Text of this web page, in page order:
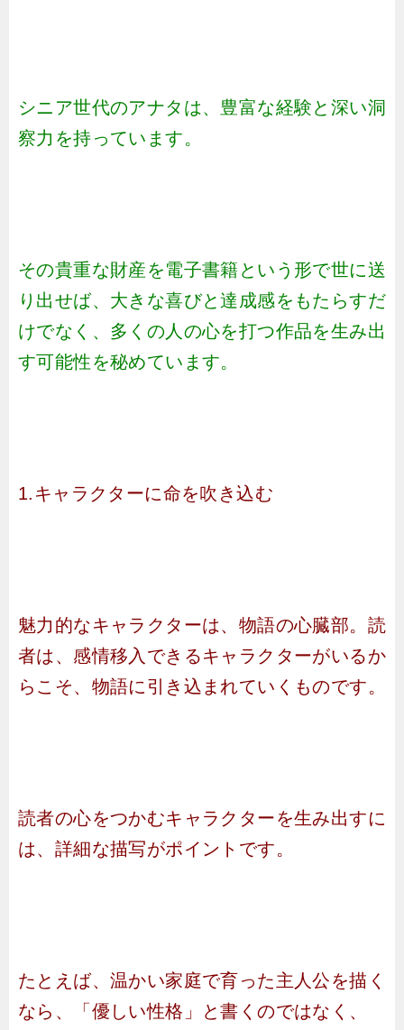
シニア世代のアナタは、豊富な経験と深い洞
察力を持っています。
その貴重な財産を電子書籍という形で世に送
り出せば、大きな喜びと達成感をもたらすだ
けでなく、多くの人の心を打つ作品を生み出
す可能性を秘めています。
1.キャラクターに命を吹き込む
魅力的なキャラクターは、物語の心臓部。読
者は、感情移入できるキャラクターがいるか
らこそ、物語に引き込まれていくものです。
読者の心をつかむキャラクターを生み出すに
は、詳細な描写がポイントです。
たとえば、温かい家庭で育った主人公を描く
なら、「優しい性格」と書くのではなく、